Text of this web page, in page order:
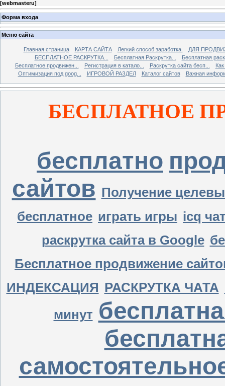
[webmasteru]
Форма входа
Меню сайта
Главная страница КАРТА САЙТА Легкий способ заработка.
ДЛЯ
БЕСПЛАТНОЕ РАСКРУТКА...
Бесплатная Раскрутка...
Бесплатная
Бесплатное продвижен...
Регистрация в катало... Раскрутка сайта бесп...
Оптимизация под goog...
ИГРОВОЙ РАЗДЕЛ Каталог сайтов Важная
БЕСПЛАТНОЕ
бесплатно
сайтов Получение
бесплатное играть игры icq
раскрутка сайта в Google
Бесплатное продвижение
ИНДЕКСАЦИЯ РАСКРУТКА ЧАТА
минут